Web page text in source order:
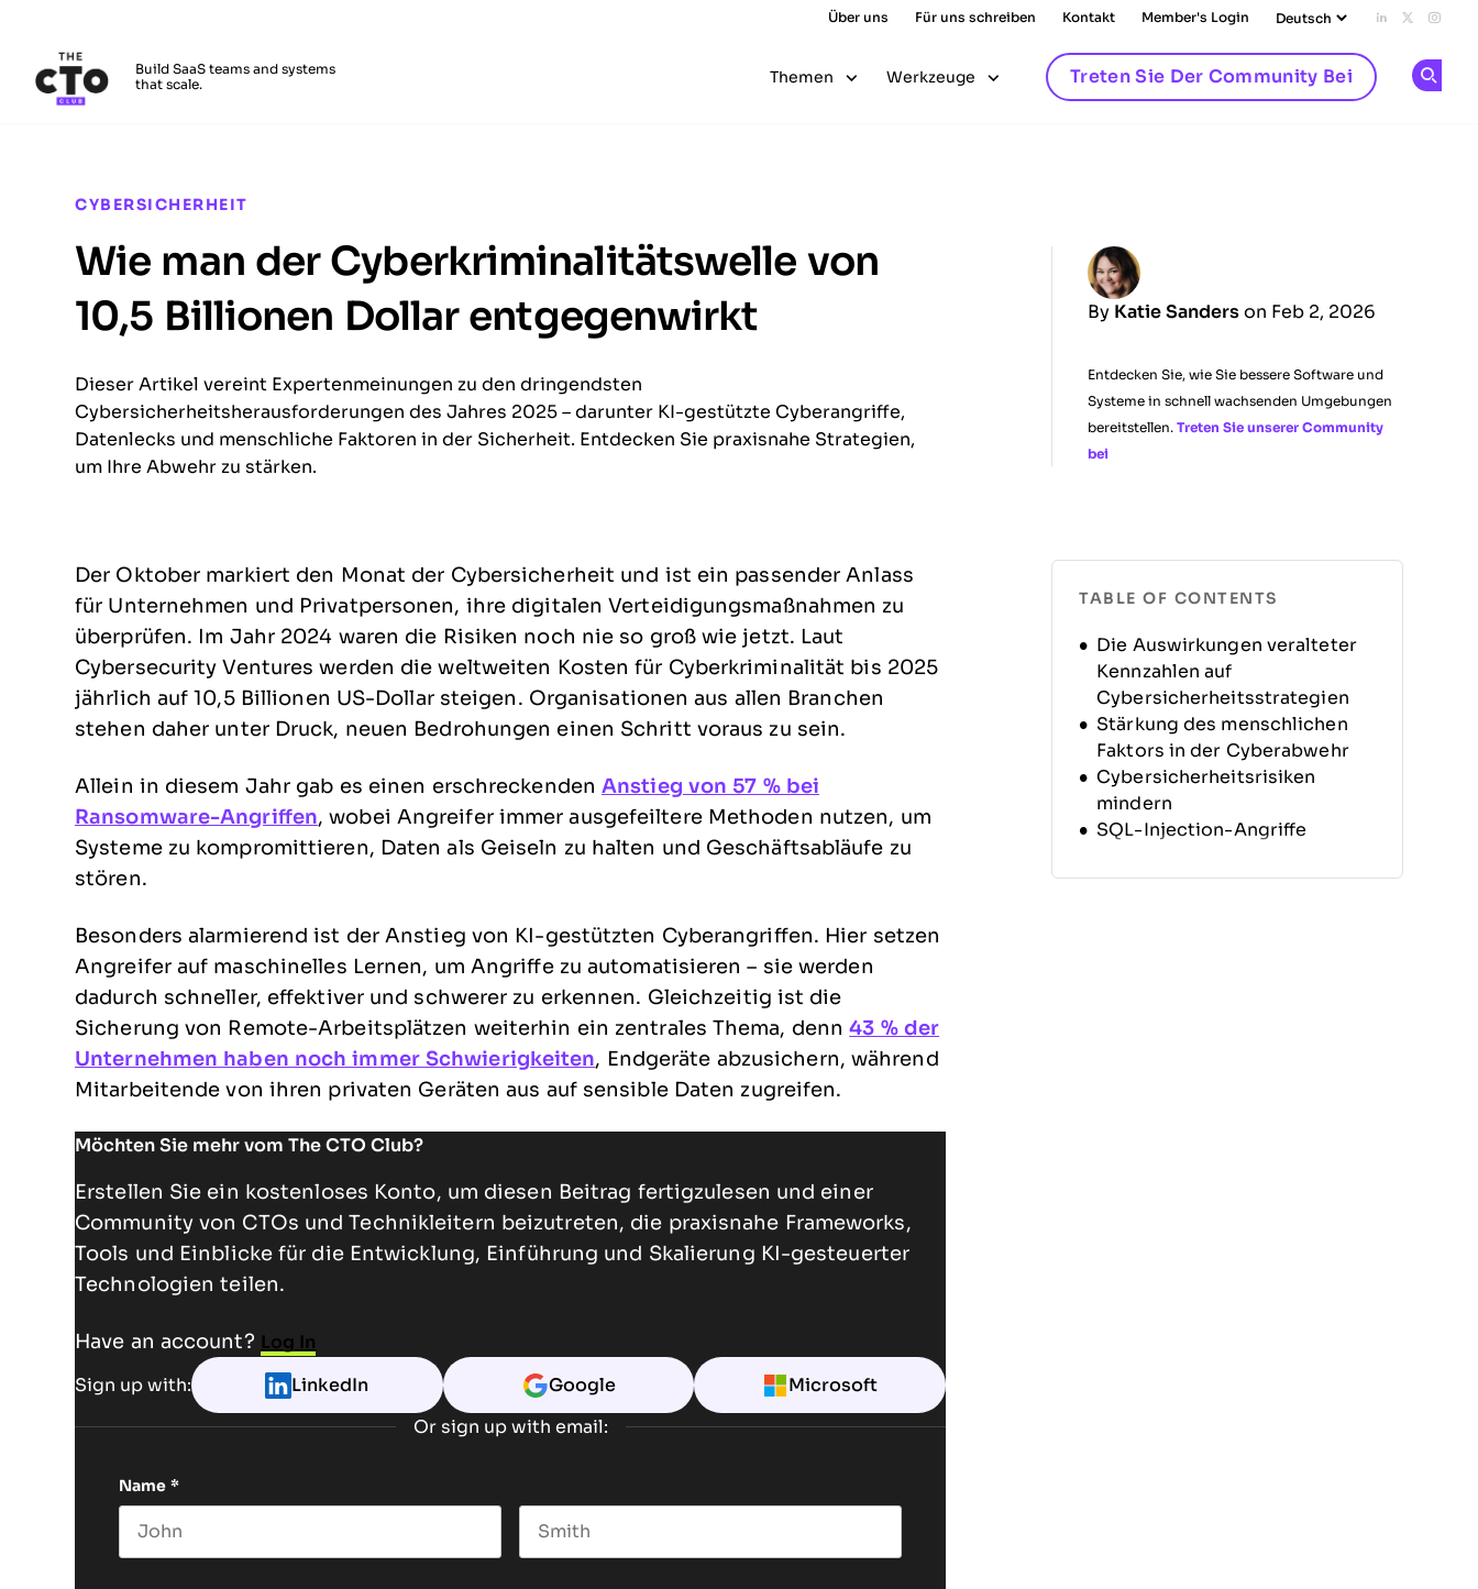
Über uns Für uns schreiben Kontakt Member's Login Add us on
Follow
Build SaaS teams and systems
that scale.
Themen Werkzeuge Treten Sie Der Community Bei
CYBERSICHERHEIT
Wie man der Cyberkriminalitätswelle von
10,5 Billionen Dollar entgegenwirkt
By Katie Sanders on Feb 2, 2026
Entdecken Sie, wie Sie bessere Software und
Systeme in schnell wachsenden Umgebungen
bereitstellen. Treten Sie unserer Community
bei
Dieser Artikel vereint Expertenmeinungen zu den dringendsten
Cybersicherheitsherausforderungen des Jahres 2025 – darunter KI-gestützte Cyberangriffe,
Datenlecks und menschliche Faktoren in der Sicherheit. Entdecken Sie praxisnahe Strategien,
um Ihre Abwehr zu stärken.
Der Oktober markiert den Monat der Cybersicherheit und ist ein passender Anlass
für Unternehmen und Privatpersonen, ihre digitalen Verteidigungsmaßnahmen zu
überprüfen. Im Jahr 2024 waren die Risiken noch nie so groß wie jetzt. Laut
Cybersecurity Ventures werden die weltweiten Kosten für Cyberkriminalität bis 2025
jährlich auf 10,5 Billionen US-Dollar steigen. Organisationen aus allen Branchen
stehen daher unter Druck, neuen Bedrohungen einen Schritt voraus zu sein.
Allein in diesem Jahr gab es einen erschreckendenAnstieg von 57 % bei
Ransomware-Angriffen, wobei Angreifer immer ausgefeiltere Methoden nutzen, um
Systeme zu kompromittieren, Daten als Geiseln zu halten und Geschäftsabläufe zu
stören.
Besonders alarmierend ist der Anstieg von KI-gestützten Cyberangriffen. Hier setzen
Angreifer auf maschinelles Lernen, um Angriffe zu automatisieren – sie werden
dadurch schneller, effektiver und schwerer zu erkennen. Gleichzeitig ist die
Sicherung von Remote-Arbeitsplätzen weiterhin ein zentrales Thema, denn43 % der
Unternehmen haben noch immer Schwierigkeiten, Endgeräte abzusichern, während
Mitarbeitende von ihren privaten Geräten aus auf sensible Daten zugreifen.
Möchten Sie mehr vom The CTO Club?
Erstellen Sie ein kostenloses Konto, um diesen Beitrag fertigzulesen und einer
Community von CTOs und Technikleitern beizutreten, die praxisnahe Frameworks,
Tools und Einblicke für die Entwicklung, Einführung und Skalierung KI-gesteuerter
Technologien teilen.
Have an account? Log In
Sign up with: LinkedIn Google Microsoft
Or sign up with email:
Name *
TABLE OF CONTENTS
Die Auswirkungen veralteter
Kennzahlen auf
Cybersicherheitsstrategien
Stärkung des menschlichen
Faktors in der Cyberabwehr
Cybersicherheitsrisiken
mindern
SQL-Injection-Angriffe